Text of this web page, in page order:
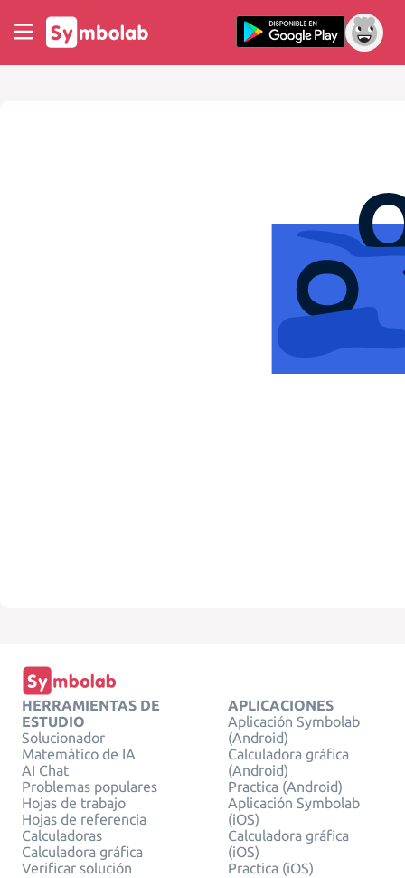
HERRAMIENTAS DE
ESTUDIO
Solucionador
Matemático de IA
AI Chat
Problemas populares
Hojas de trabajo
Hojas de referencia
Calculadoras
Calculadora gráfica
Verificar solución
APLICACIONES
Aplicación Symbolab
(Android)
Calculadora gráfica
(Android)
Practica (Android)
Aplicación Symbolab
(iOS)
Calculadora gráfica
(iOS)
Practica (iOS)